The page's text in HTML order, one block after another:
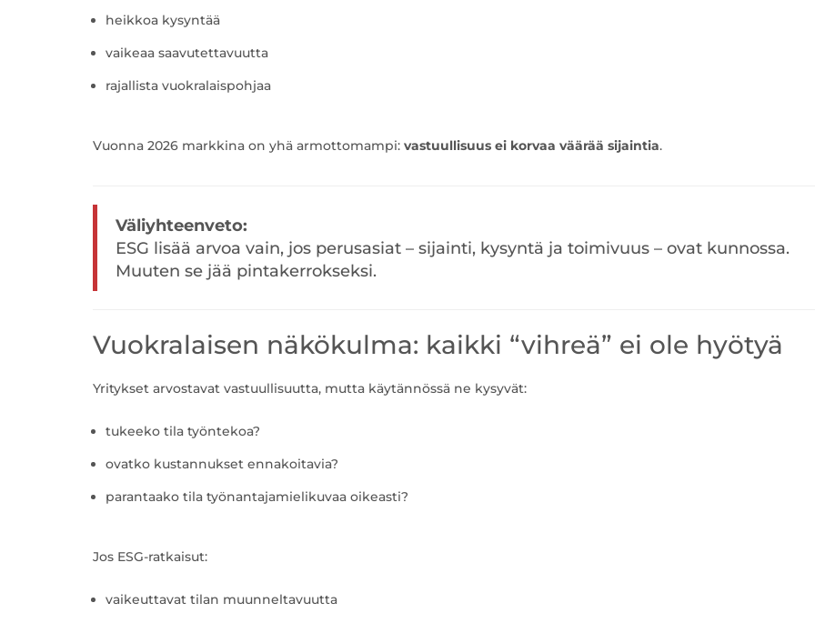
heikkoa kysyntää
vaikeaa saavutettavuutta
rajallista vuokralaispohjaa
Vuonna 2026 markkina on yhä armottomampi: vastuullisuus ei korvaa väärää sijaintia.
Väliyhteenveto:
ESG lisää arvoa vain, jos perusasiat – sijainti, kysyntä ja toimivuus – ovat kunnossa.
Muuten se jää pintakerrokseksi.
Vuokralaisen näkökulma: kaikki “vihreä” ei ole hyötyä
Yritykset arvostavat vastuullisuutta, mutta käytännössä ne kysyvät:
tukeeko tila työntekoa?
ovatko kustannukset ennakoitavia?
parantaako tila työnantajamielikuvaa oikeasti?
Jos ESG-ratkaisut:
vaikeuttavat tilan muunneltavuutta